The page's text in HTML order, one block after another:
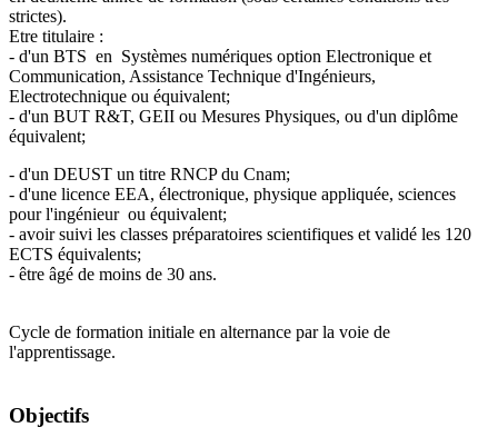
strictes).
Etre titulaire :
- d'un BTS en Systèmes numériques option Electronique et
Communication, Assistance Technique d'Ingénieurs,
Electrotechnique ou équivalent;
- d'un BUT R&T, GEII ou Mesures Physiques, ou d'un diplôme
équivalent;
- d'un DEUST un titre RNCP du Cnam;
- d'une licence EEA, électronique, physique appliquée, sciences
pour l'ingénieur ou équivalent;
- avoir suivi les classes préparatoires scientifiques et validé les 120
ECTS équivalents;
- être âgé de moins de 30 ans.
Cycle de formation initiale en alternance par la voie de
l'apprentissage.
Objectifs